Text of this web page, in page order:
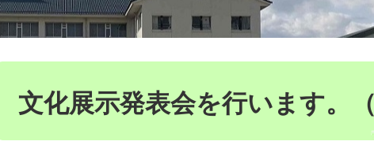
文化展示発表会を行います。